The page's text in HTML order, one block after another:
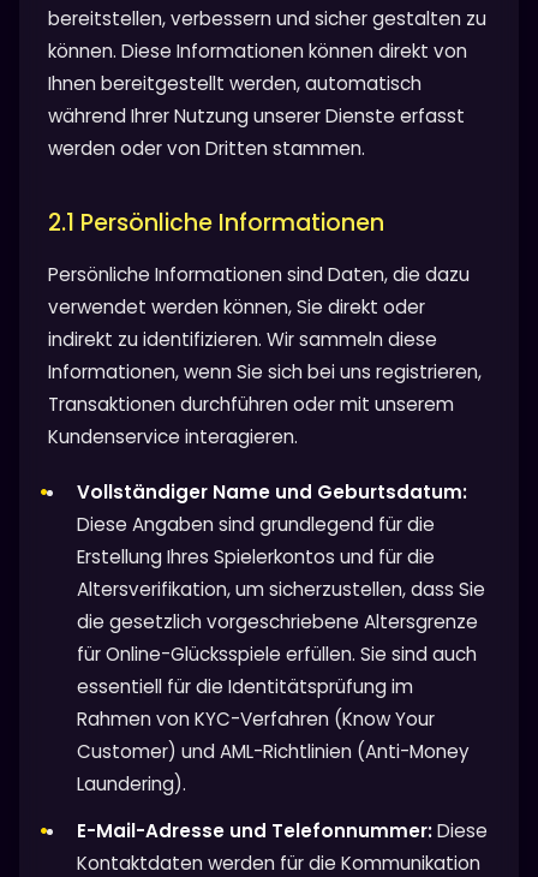
bereitstellen, verbessern und sicher gestalten zu
können. Diese Informationen können direkt von
Ihnen bereitgestellt werden, automatisch
während Ihrer Nutzung unserer Dienste erfasst
werden oder von Dritten stammen.
2.1 Persönliche Informationen
Persönliche Informationen sind Daten, die dazu
verwendet werden können, Sie direkt oder
indirekt zu identifizieren. Wir sammeln diese
Informationen, wenn Sie sich bei uns registrieren,
Transaktionen durchführen oder mit unserem
Kundenservice interagieren.
Vollständiger Name und Geburtsdatum:
Diese Angaben sind grundlegend für die
Erstellung Ihres Spielerkontos und für die
Altersverifikation, um sicherzustellen, dass Sie
die gesetzlich vorgeschriebene Altersgrenze
für Online-Glücksspiele erfüllen. Sie sind auch
essentiell für die Identitätsprüfung im
Rahmen von KYC-Verfahren (Know Your
Customer) und AML-Richtlinien (Anti-Money
Laundering).
E-Mail-Adresse und Telefonnummer:Diese
Kontaktdaten werden für die Kommunikation